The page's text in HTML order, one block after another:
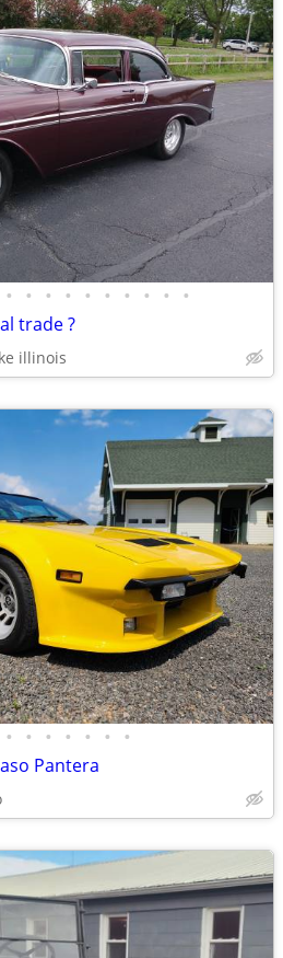
• • • • • • • • • •
trade ?
illinois
• • • • • • •
Pantera